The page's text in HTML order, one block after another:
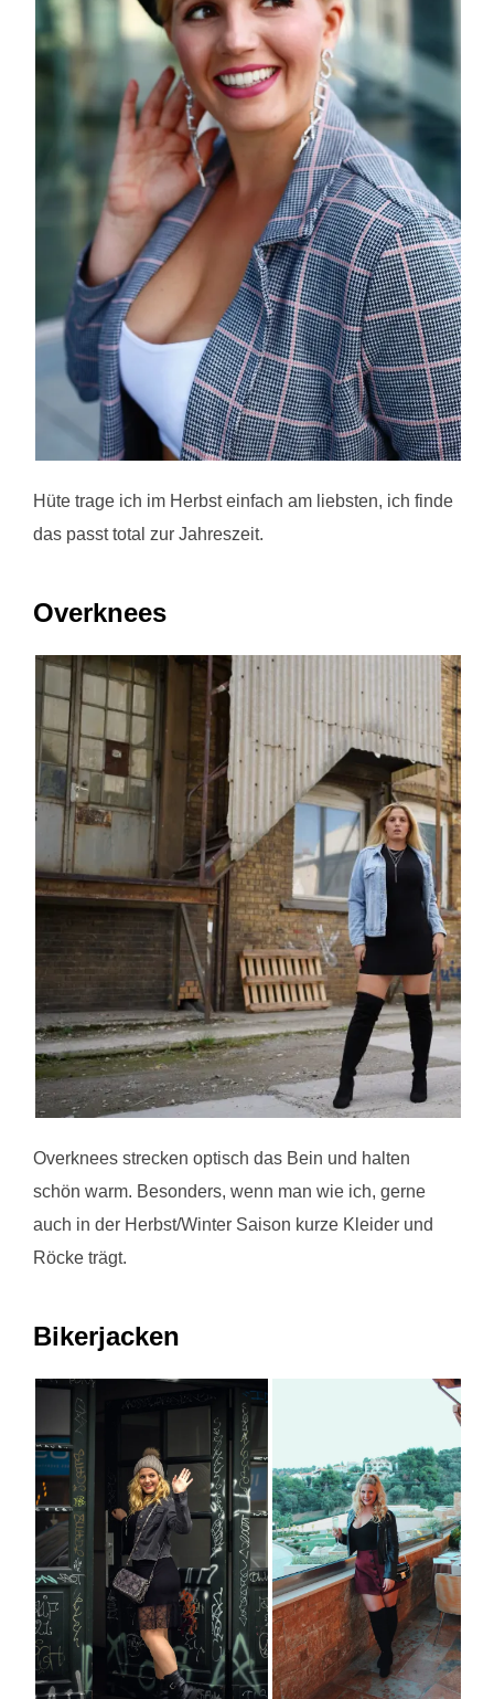
Hüte trage ich im Herbst einfach am liebsten, ich finde
das passt total zur Jahreszeit.
Overknees
Overknees strecken optisch das Bein und halten
schön warm. Besonders, wenn man wie ich, gerne
auch in der Herbst/Winter Saison kurze Kleider und
Röcke trägt.
Bikerjacken